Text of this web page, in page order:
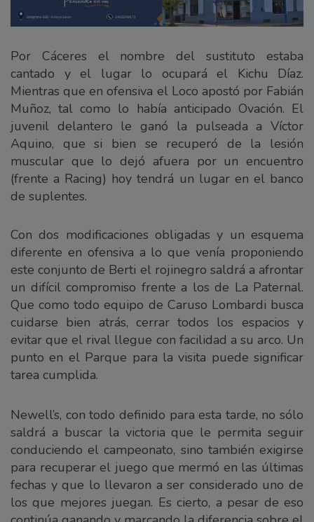
Por Cáceres el nombre del sustituto estaba
cantado y el lugar lo ocupará el Kichu Díaz.
Mientras que en ofensiva el Loco apostó por Fabián
Muñoz, tal como lo había anticipado Ovación. El
juvenil delantero le ganó la pulseada a Víctor
Aquino, que si bien se recuperó de la lesión
muscular que lo dejó afuera por un encuentro
(frente a Racing) hoy tendrá un lugar en el banco
de suplentes.
Con dos modificaciones obligadas y un esquema
diferente en ofensiva a lo que venía proponiendo
este conjunto de Berti el rojinegro saldrá a afrontar
un difícil compromiso frente a los de La Paternal.
Que como todo equipo de Caruso Lombardi busca
cuidarse bien atrás, cerrar todos los espacios y
evitar que el rival llegue con facilidad a su arco. Un
punto en el Parque para la visita puede significar
tarea cumplida.
Newell’s, con todo definido para esta tarde, no sólo
saldrá a buscar la victoria que le permita seguir
conduciendo el campeonato, sino también exigirse
para recuperar el juego que mermó en las últimas
fechas y que lo llevaron a ser considerado uno de
los que mejores juegan. Es cierto, a pesar de eso